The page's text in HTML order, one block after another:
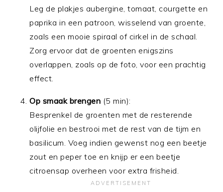
Leg de plakjes aubergine, tomaat, courgette en
paprika in een patroon, wisselend van groente,
zoals een mooie spiraal of cirkel in de schaal.
Zorg ervoor dat de groenten enigszins
overlappen, zoals op de foto, voor een prachtig
effect.
Op smaak brengen (5 min):
Besprenkel de groenten met de resterende
olijfolie en bestrooi met de rest van de tijm en
basilicum. Voeg indien gewenst nog een beetje
zout en peper toe en knijp er een beetje
citroensap overheen voor extra frisheid.